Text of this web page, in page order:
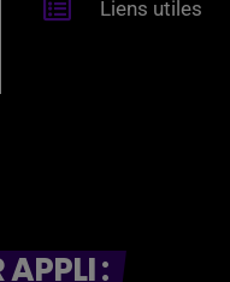
Liens utiles
APPLI :